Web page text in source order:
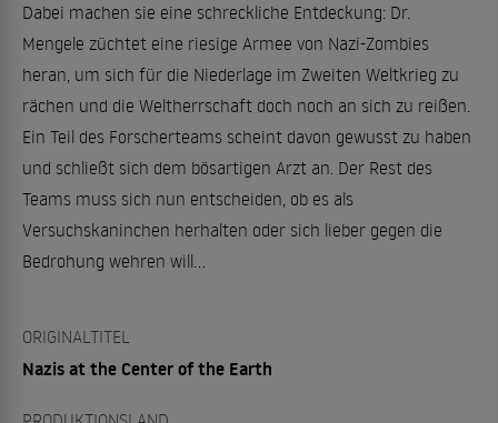
Dabei machen sie eine schreckliche Entdeckung: Dr.
Mengele züchtet eine riesige Armee von Nazi-Zombies
heran, um sich für die Niederlage im Zweiten Weltkrieg zu
rächen und die Weltherrschaft doch noch an sich zu reißen.
Ein Teil des Forscherteams scheint davon gewusst zu haben
und schließt sich dem bösartigen Arzt an. Der Rest des
Teams muss sich nun entscheiden, ob es als
Versuchskaninchen herhalten oder sich lieber gegen die
Bedrohung wehren will...
ORIGINALTITEL
Nazis at the Center of the Earth